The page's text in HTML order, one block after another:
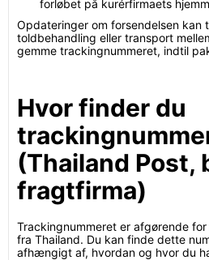
forløbet på kurérfirmaets
Opdateringer om forsendelsen
toldbehandling eller transport
gemme trackingnummeret, indtil
Hvor finder du
(Thailand Post,
fragtfirma)
Trackingnummeret er afgørende
fra Thailand. Du kan finde dette
afhængigt af, hvordan og hvor du